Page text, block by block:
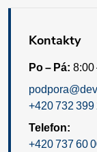
Kontakty
Po – Pá: 8:00
+420 732 399
Telefon:
+420 737 60